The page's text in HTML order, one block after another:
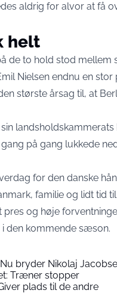
aldrig for alvor at få
helt
de to hold stod
Nielsen endnu en
største årsag til, at
på gang lukkede
for den danske
familie og lidt tid
og høje
den kommende sæson.
bryder Nikolaj
Træner stopper
plads til de andre